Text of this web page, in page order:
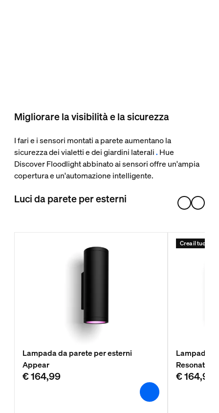
Migliorare la visibilità e la sicurezza
I fari e i sensori montati a parete aumentano la
sicurezza dei vialetti e dei giardini laterali. Hue
Discover Floodlight abbinato ai sensori offre un'ampia
copertura e un'automazione intelligente.
Luci da parete per esterni
Lampada da parete per esterni
Appear
€ 164,99
Crea il tuo
Lampada a
Resonate
€ 164,99